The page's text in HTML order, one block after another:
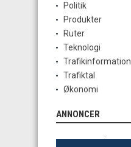
Politik
Produkter
Ruter
Teknologi
Trafikinformation
Trafiktal
Økonomi
ANNONCER